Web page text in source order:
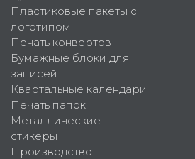
Пластиковые пакеты с
логотипом
Печать конвертов
Бумажные блоки для
записей
Квартальные календари
Печать папок
Металлические
стикеры
Производство